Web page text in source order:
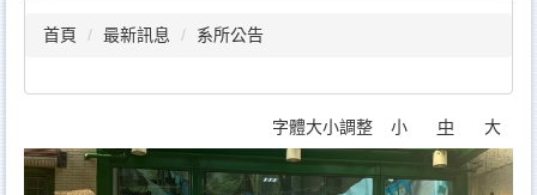
首頁 最新訊息 系所公告
字體大小調整 小 中 大